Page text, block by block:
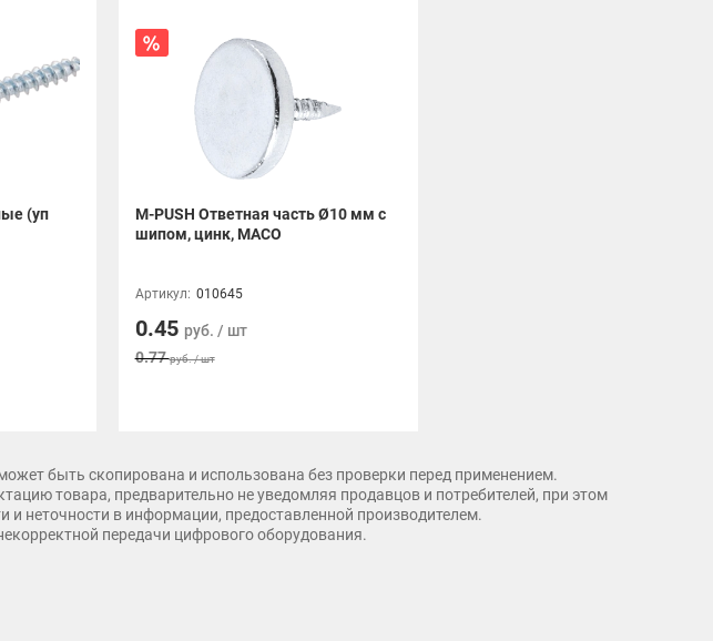
(уп
M-PUSH Ответная часть Ø10 мм с
шипом, цинк, MACO
Артикул: 010645
0.45 руб. / шт
0.77руб. / шт
быть скопирована и использована без проверки перед применением.
товара, предварительно не уведомляя продавцов и потребителей, при этом
и неточности в информации, предоставленной производителем.
передачи цифрового оборудования.